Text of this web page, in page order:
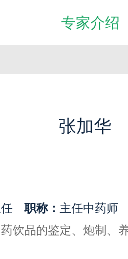
专家介绍
张加华
任职称： 主任中药师
饮品的鉴定、炮制、